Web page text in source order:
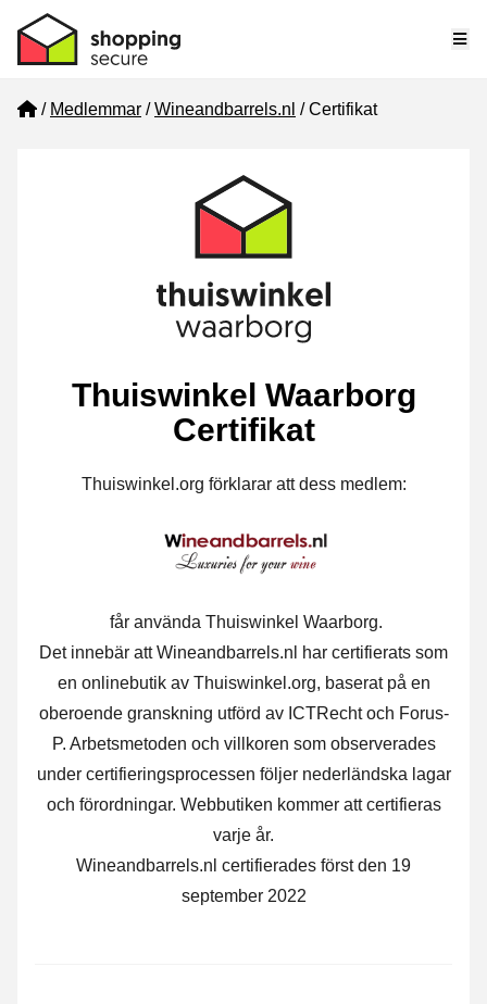
Home
Medlemmar Wineandbarrels.nl Certifikat
Thuiswinkel Waarborg
Certifikat
Thuiswinkel.org förklarar att dess medlem:
får använda Thuiswinkel Waarborg.
Det innebär att Wineandbarrels.nl har certifierats som
en onlinebutik av Thuiswinkel.org, baserat på en
oberoende granskning utförd av ICTRecht och Forus-
P. Arbetsmetoden och villkoren som observerades
under certifieringsprocessen följer nederländska lagar
och förordningar. Webbutiken kommer att certifieras
varje år.
Wineandbarrels.nl certifierades först den 19
september 2022